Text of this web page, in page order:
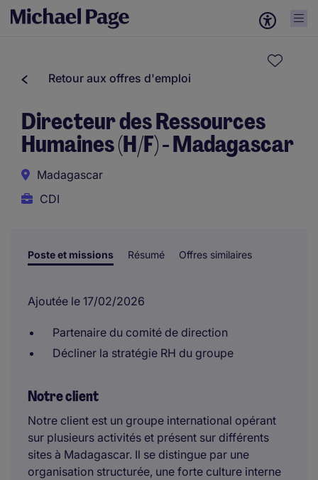
Retour aux offres d'emploi
Directeur des Ressources
Humaines (H/F) - Madagascar
Madagascar
CDI
Poste et missions Résumé Offres similaires
Ajoutée le 17/02/2026
Partenaire du comité de direction
Décliner la stratégie RH du groupe
Notre client
Notre client est un groupe international opérant
sur plusieurs activités et présent sur différents
sites à Madagascar. Il se distingue par une
organisation structurée, une forte culture interne